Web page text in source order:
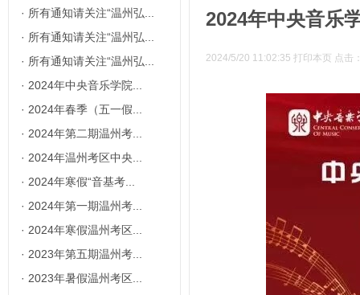
· 所有通知请关注“温州弘...
· 所有通知请关注“温州弘...
· 所有通知请关注“温州弘...
· 2024年中央音乐学院...
· 2024年春季（五一假...
· 2024年第二期温州考...
· 2024年温州考区中央...
· 2024年寒假“音基考...
· 2024年第一期温州考...
· 2024年寒假温州考区...
· 2023年第五期温州考...
· 2023年暑假温州考区...
2024年中央音乐
2024/5/20 11:02:35 打印本页 点击